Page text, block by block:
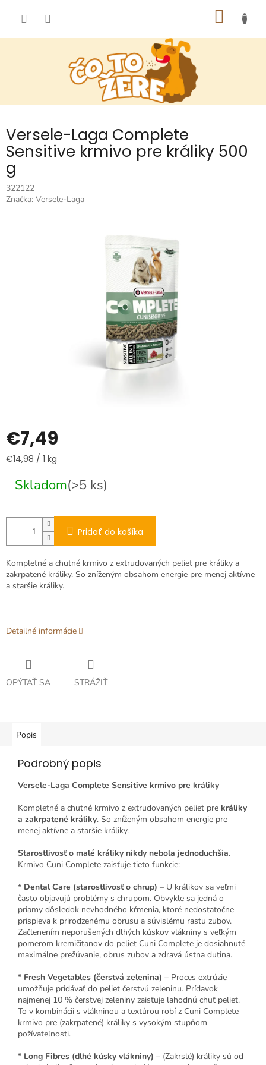
Versele-Laga Complete
Sensitive krmivo pre králiky 500
g
322122
Značka: Versele-Laga
€7,49
Jednotková
€14,98 / 1 kg
Skladom(>5 ks)
Pridať do košíka
Kompletné a chutné krmivo z extrudovaných peliet pre králiky a
zakrpatené králiky. So zníženým obsahom energie pre menej aktívne
a staršie králiky.
Detailné informácie
OPÝTAŤ SA STRÁŽIŤ
Popis
Podrobný popis
Versele-Laga Complete Sensitive krmivo pre králiky
Kompletné a chutné krmivo z extrudovaných peliet pre králiky
a zakrpatené králiky. So zníženým obsahom energie pre
menej aktívne a staršie králiky.
Starostlivosť o malé králiky nikdy nebola jednoduchšia.
Krmivo Cuni Complete zaisťuje tieto funkcie:
* Dental Care (starostlivosť o chrup) – U králikov sa veľmi
často objavujú problémy s chrupom. Obvykle sa jedná o
priamy dôsledok nevhodného kŕmenia, ktoré nedostatočne
prispieva k prirodzenému obrusu a súvislému rastu zubov.
Začlenením neporušených dlhých kúskov vlákniny s veľkým
pomerom kremičitanov do peliet Cuni Complete je dosiahnuté
maximálne prežúvanie, obrus zubov a zdravá ústna dutina.
* Fresh Vegetables (čerstvá zelenina) – Proces extrúzie
umožňuje pridávať do peliet čerstvú zeleninu. Prídavok
najmenej 10 % čerstvej zeleniny zaisťuje lahodnú chuť peliet.
To v kombinácii s vlákninou a textúrou robí z Cuni Complete
krmivo pre (zakrpatené) králiky s vysokým stupňom
požívateľnosti.
* Long Fibres (dlhé kúsky vlákniny) – (Zakrslé) králiky sú od